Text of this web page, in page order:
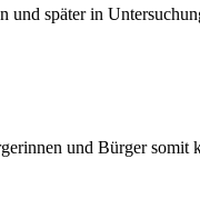
und später in
und Bürger